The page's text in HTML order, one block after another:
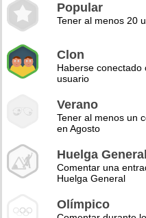
Popular
Tener al menos 20
Clon
Haberse conectado
usuario
Verano
Tener al menos un
en Agosto
Huelga General
Comentar una
Huelga General
Olímpico